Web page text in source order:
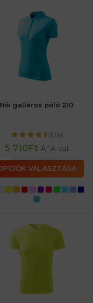
Női galléros póló 210
(2x)
5 710Ft ÁFA-val
VÁLASZTÁSA